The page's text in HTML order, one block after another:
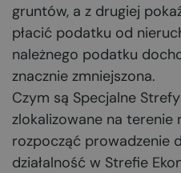
gruntów, a z drugiej
płacić podatku od
należnego podatku
znacznie zmniejszona.
Czym są Specjalne
zlokalizowane na terenie
rozpocząć prowadzenie
działalność w Strefie